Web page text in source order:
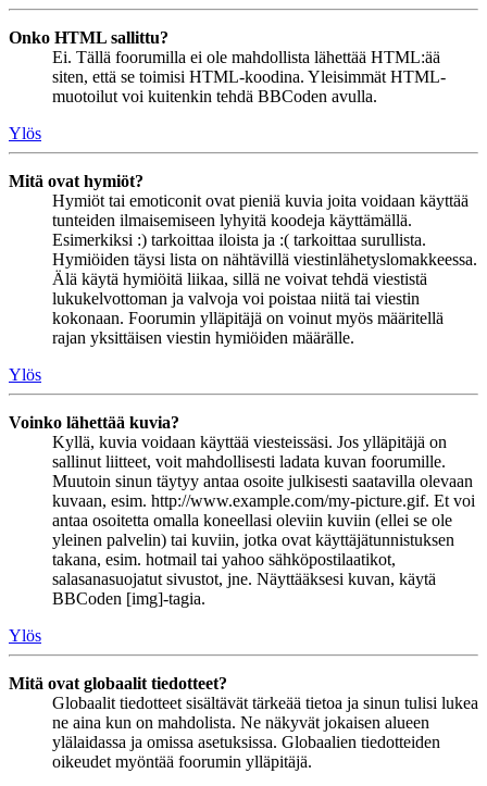
Onko HTML sallittu?
Ei. Tällä foorumilla ei ole mahdollista lähettää HTML:ää
siten, että se toimisi HTML-koodina. Yleisimmät HTML-
muotoilut voi kuitenkin tehdä BBCoden avulla.
Ylös
Mitä ovat hymiöt?
Hymiöt tai emoticonit ovat pieniä kuvia joita voidaan käyttää
tunteiden ilmaisemiseen lyhyitä koodeja käyttämällä.
Esimerkiksi :) tarkoittaa iloista ja :( tarkoittaa surullista.
Hymiöiden täysi lista on nähtävillä viestinlähetyslomakkeessa.
Älä käytä hymiöitä liikaa, sillä ne voivat tehdä viestistä
lukukelvottoman ja valvoja voi poistaa niitä tai viestin
kokonaan. Foorumin ylläpitäjä on voinut myös määritellä
rajan yksittäisen viestin hymiöiden määrälle.
Ylös
Voinko lähettää kuvia?
Kyllä, kuvia voidaan käyttää viesteissäsi. Jos ylläpitäjä on
sallinut liitteet, voit mahdollisesti ladata kuvan foorumille.
Muutoin sinun täytyy antaa osoite julkisesti saatavilla olevaan
kuvaan, esim. http://www.example.com/my-picture.gif. Et voi
antaa osoitetta omalla koneellasi oleviin kuviin (ellei se ole
yleinen palvelin) tai kuviin, jotka ovat käyttäjätunnistuksen
takana, esim. hotmail tai yahoo sähköpostilaatikot,
salasanasuojatut sivustot, jne. Näyttääksesi kuvan, käytä
BBCoden [img]-tagia.
Ylös
Mitä ovat globaalit tiedotteet?
Globaalit tiedotteet sisältävät tärkeää tietoa ja sinun tulisi lukea
ne aina kun on mahdolista. Ne näkyvät jokaisen alueen
ylälaidassa ja omissa asetuksissa. Globaalien tiedotteiden
oikeudet myöntää foorumin ylläpitäjä.